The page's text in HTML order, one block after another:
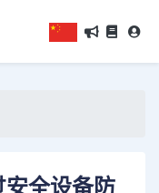
全设备防